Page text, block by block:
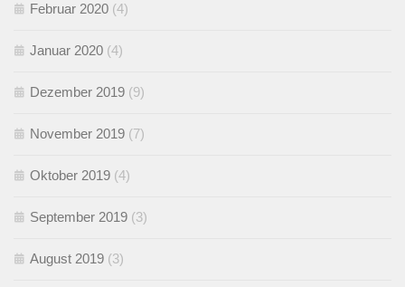
Februar 2020 (4)
Januar 2020 (4)
Dezember 2019 (9)
November 2019 (7)
Oktober 2019 (4)
September 2019 (3)
August 2019 (3)